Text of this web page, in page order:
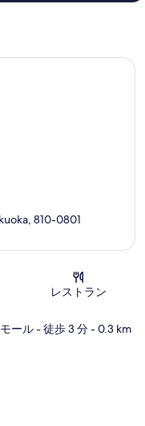
ミ
810-0801
レストラン
ール- 徒歩 3 分- 0.3 km